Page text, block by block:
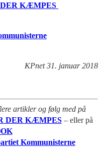
KÆMPES
KPnet 31. januar 2018
artikler og følg med på
DER KÆMPES – eller på
Kommunisterne